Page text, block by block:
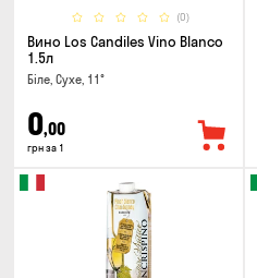
(0)
Вино Los Candiles Vino Blanco
1.5л
Біле, Сухе, 11°
0,00
грн за 1